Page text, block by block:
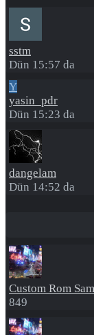
sstm
Dün 15:57 da
Y
yasin_pdr
Dün 15:23 da
dangelam
Dün 14:52 da
Custom Rom
849